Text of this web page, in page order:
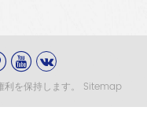
を保持します。 Sitemap